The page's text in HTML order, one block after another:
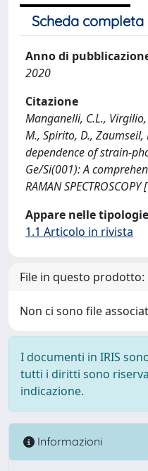
Scheda completa
Anno di
2020
Citazione
Manganelli, C.L.,
M., Spirito, D.,
dependence of strain-
Ge/Si(001): A
RAMAN
Appare nelle
1.1 Articolo in rivista
File in questo prodotto:
Non ci sono file
I documenti in IRIS
tutti i diritti sono
indicazione.
Informazioni